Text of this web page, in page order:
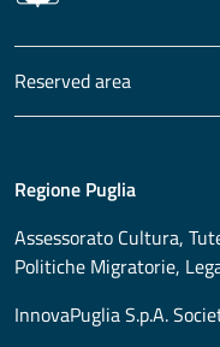
Reserved area
Regione Puglia
Assessorato Cultura,
Politiche Migratorie,
InnovaPuglia S.p.A.